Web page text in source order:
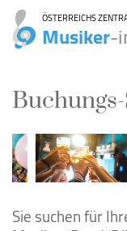
ÖSTERREICHS
Musiker-
Sie suchen für